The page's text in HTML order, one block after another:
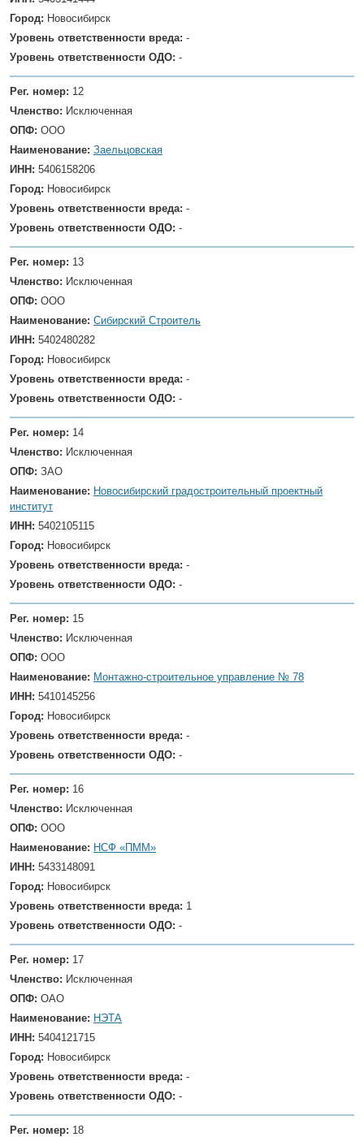
Город: Новосибирск
Уровень ответственности вреда: -
Уровень ответственности ОДО: -
Рег. номер: 12
Членство: Исключенная
ОПФ: ООО
Наименование: Заельцовская
ИНН: 5406158206
Город: Новосибирск
Уровень ответственности вреда: -
Уровень ответственности ОДО: -
Рег. номер: 13
Членство: Исключенная
ОПФ: ООО
Наименование: Сибирский Строитель
ИНН: 5402480282
Город: Новосибирск
Уровень ответственности вреда: -
Уровень ответственности ОДО: -
Рег. номер: 14
Членство: Исключенная
ОПФ: ЗАО
Наименование: Новосибирский градостроительный проектный
институт
ИНН: 5402105115
Город: Новосибирск
Уровень ответственности вреда: -
Уровень ответственности ОДО: -
Рег. номер: 15
Членство: Исключенная
ОПФ: ООО
Наименование: Монтажно-строительное управление № 78
ИНН: 5410145256
Город: Новосибирск
Уровень ответственности вреда: -
Уровень ответственности ОДО: -
Рег. номер: 16
Членство: Исключенная
ОПФ: ООО
Наименование: НСФ «ПММ»
ИНН: 5433148091
Город: Новосибирск
Уровень ответственности вреда: 1
Уровень ответственности ОДО: -
Рег. номер: 17
Членство: Исключенная
ОПФ: ОАО
Наименование: НЭТА
ИНН: 5404121715
Город: Новосибирск
Уровень ответственности вреда: -
Уровень ответственности ОДО: -
Рег. номер: 18